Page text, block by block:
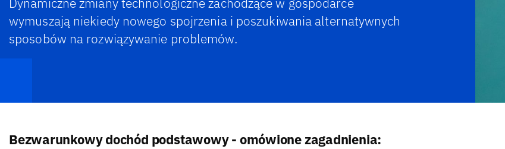
wymuszają niekiedy nowego spojrzenia i poszukiwania alternatywnych
sposobów na rozwiązywanie problemów.
Bezwarunkowy dochód podstawowy - omówione zagadnienia: